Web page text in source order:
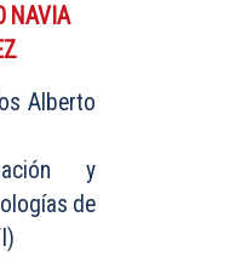
NAVIA
Alberto
y
de